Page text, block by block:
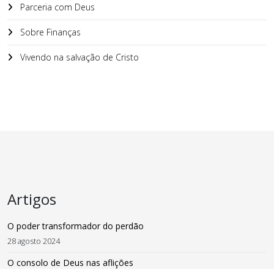
Parceria com Deus
Sobre Finanças
Vivendo na salvação de Cristo
Artigos
O poder transformador do perdão
28 agosto 2024
O consolo de Deus nas aflições